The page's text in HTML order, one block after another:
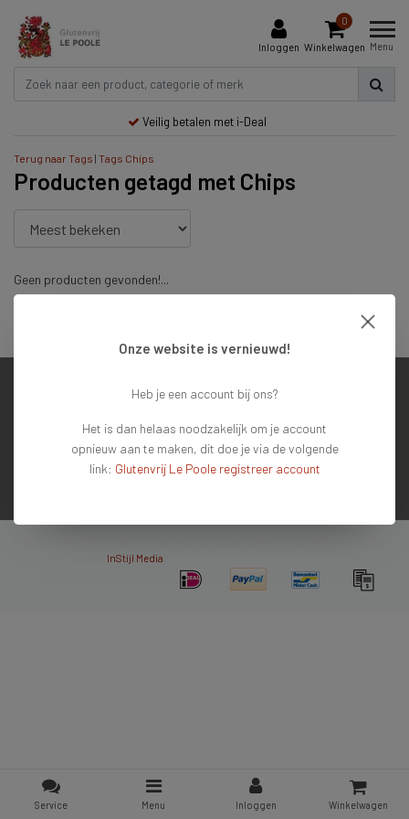
Inloggen
0
Winkelwagen Menu
Veilig betalen met i-Deal
Terug naar Tags | Tags Chips
Producten getagd met Chips
Geen producten gevonden!...
Mijn account
Contactgegevens
InStijl Media
Service Menu Inloggen Winkelwagen
Onze website is vernieuwd!
Heb je een account bij ons?
Het is dan helaas noodzakelijk om je account
opnieuw aan te maken, dit doe je via de volgende
link: Glutenvrij Le Poole registreer account